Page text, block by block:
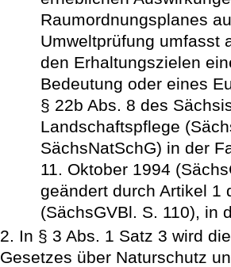
Raumordnungsplanes
Umweltprüfung umfasst
den Erhaltungszielen
Bedeutung oder eines
§ 22b Abs. 8 des
Landschaftspflege
SächsNatSchG) in der
11. Oktober 1994
geändert durch Artikel 1
(SächsGVBl. S. 110), in
2. In § 3 Abs. 1 Satz 3 wird
Gesetzes über Naturschutz